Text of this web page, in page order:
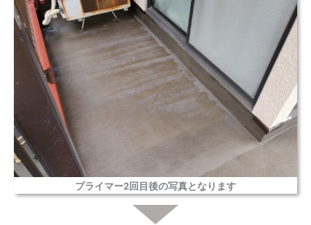
プライマー2回目後の写真となります